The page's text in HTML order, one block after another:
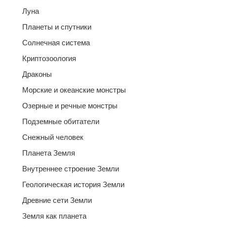
Луна
Планеты и спутники
Солнечная система
Криптозоология
Драконы
Морские и океанские монстры
Озерные и речные монстры
Подземные обитатели
Снежный человек
Планета Земля
Внутреннее строение Земли
Геологическая история Земли
Древние сети Земли
Земля как планета